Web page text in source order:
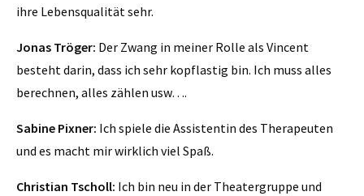
ihre Lebensqualität sehr.
Jonas Tröger: Der Zwang in meiner Rolle als Vincent
besteht darin, dass ich sehr kopflastig bin. Ich muss alles
berechnen, alles zählen usw….
Sabine Pixner: Ich spiele die Assistentin des Therapeuten
und es macht mir wirklich viel Spaß.
Christian Tscholl: Ich bin neu in der Theatergruppe und